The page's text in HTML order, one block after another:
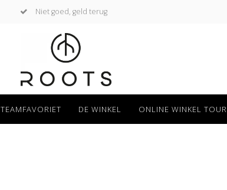
Niet goed, geld terug
TEAMFAVORIET DE WINKEL ONLINE WINKEL TOUR